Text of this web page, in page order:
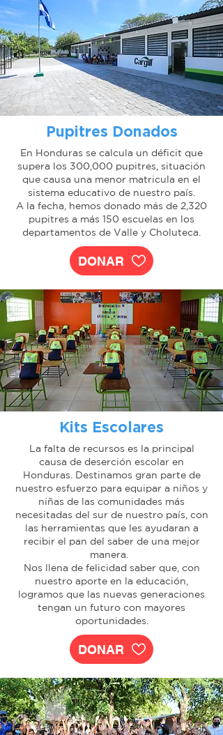
Pupitres Donados
En Honduras se calcula un déficit que
supera los 300,000 pupitres, situación
que causa una menor matricula en el
sistema educativo de nuestro país.
A la fecha, hemos donado más de 2,320
pupitres a más 150 escuelas en los
departamentos de Valle y Choluteca.
DONAR
Kits Escolares
La falta de recursos es la principal
causa de deserción escolar en
Honduras. Destinamos gran parte de
nuestro esfuerzo para equipar a niños y
niñas de las comunidades más
necesitadas del sur de nuestro país, con
las herramientas que les ayudaran a
recibir el pan del saber de una mejor
manera.
Nos llena de felicidad saber que, con
nuestro aporte en la educación,
logramos que las nuevas generaciones
tengan un futuro con mayores
oportunidades.
DONAR